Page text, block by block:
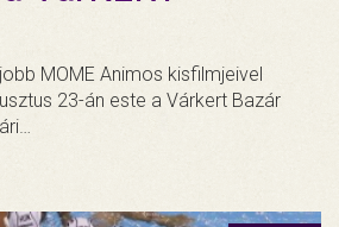
MOME Animos kisfilmjeivel
23-án este a Várkert Bazár